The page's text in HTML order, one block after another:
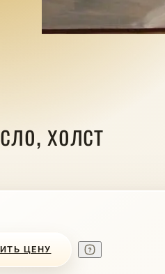
холст
ЦЕНУ